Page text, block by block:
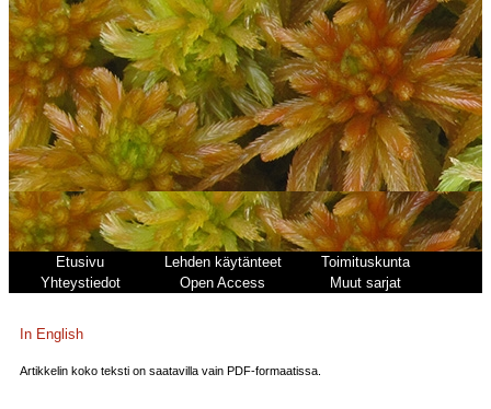
Etusivu Lehden käytänteet
Toimituskunta
Yhteystiedot
Open Access Muut sarjat
In English
Artikkelin koko teksti on saatavilla vain PDF-formaatissa.